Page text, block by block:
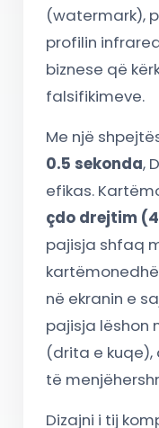
(watermark),
profilin
biznese që
falsifikimeve.
Me një
0.5 sekonda,
efikas.
çdo drejtim
pajisja shfaq
në ekranin e
pajisja lëshon
(drita e
të
Dizajni i tij